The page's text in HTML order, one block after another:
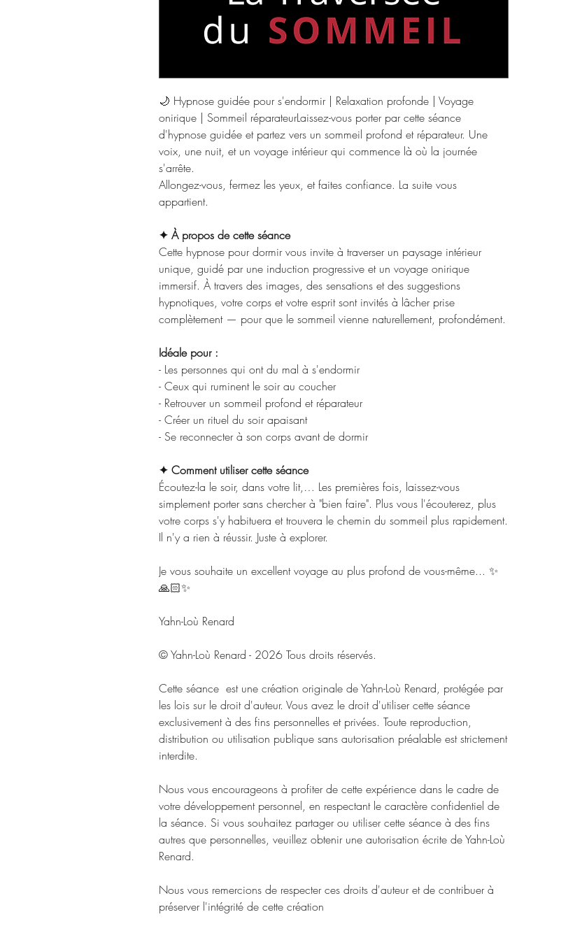
🌙 Hypnose guidée pour s'endormir | Relaxation profonde | Voyage
onirique | Sommeil réparateurLaissez-vous porter par cette séance
d'hypnose guidée et partez vers un sommeil profond et réparateur. Une
voix, une nuit, et un voyage intérieur qui commence là où la journée
s'arrête.
Allongez-vous, fermez les yeux, et faites confiance. La suite vous
appartient.
✦ À propos de cette séance
Cette hypnose pour dormir vous invite à traverser un paysage intérieur
unique, guidé par une induction progressive et un voyage onirique
immersif. À travers des images, des sensations et des suggestions
hypnotiques, votre corps et votre esprit sont invités à lâcher prise
complètement — pour que le sommeil vienne naturellement, profondément.
Idéale pour :
- Les personnes qui ont du mal à s'endormir
- Ceux qui ruminent le soir au coucher
- Retrouver un sommeil profond et réparateur
- Créer un rituel du soir apaisant
- Se reconnecter à son corps avant de dormir
✦ Comment utiliser cette séance
Écoutez-la le soir, dans votre lit,… Les premières fois, laissez-vous
simplement porter sans chercher à "bien faire". Plus vous l'écouterez, plus
votre corps s'y habituera et trouvera le chemin du sommeil plus rapidement.
Il n'y a rien à réussir. Juste à explorer.
Je vous souhaite un excellent voyage au plus profond de vous-même... ✨
🙏🏻✨
Yahn-Loù Renard
© Yahn-Loù Renard - 2026 Tous droits réservés.
Cette séance est une création originale de Yahn-Loù Renard, protégée par
les lois sur le droit d'auteur. Vous avez le droit d'utiliser cette séance
exclusivement à des fins personnelles et privées. Toute reproduction,
distribution ou utilisation publique sans autorisation préalable est strictement
interdite.
Nous vous encourageons à profiter de cette expérience dans le cadre de
votre développement personnel, en respectant le caractère confidentiel de
la séance. Si vous souhaitez partager ou utiliser cette séance à des fins
autres que personnelles, veuillez obtenir une autorisation écrite de Yahn-Loù
Renard.
Nous vous remercions de respecter ces droits d'auteur et de contribuer à
préserver l'intégrité de cette création